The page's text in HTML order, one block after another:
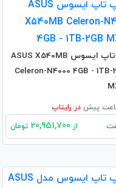
لپ تاپ ایسوس ASUS X540MB
Celeron-N4000 4GB - 1TB-
در رایتاپ
از تومان